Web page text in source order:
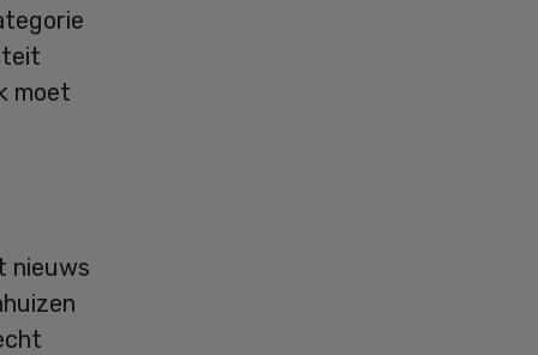
moet
nieuws